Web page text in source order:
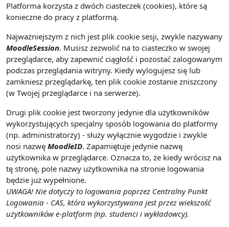
Platforma korzysta z dwóch ciasteczek (cookies), które są
konieczne do pracy z platformą.
Najważniejszym z nich jest plik cookie sesji, zwykle nazywany
MoodleSession. Musisz zezwolić na to ciasteczko w swojej
przeglądarce, aby zapewnić ciągłość i pozostać zalogowanym
podczas przeglądania witryny. Kiedy wylogujesz się lub
zamkniesz przeglądarkę, ten plik cookie zostanie zniszczony
(w Twojej przeglądarce i na serwerze).
Drugi plik cookie jest tworzony jedynie dla użytkowników
wykorzystujących specjalny sposób logowania do platformy
(np. administratorzy) - służy wyłącznie wygodzie i zwykle
nosi nazwę MoodleID. Zapamiętuje jedynie nazwę
użytkownika w przeglądarce. Oznacza to, że kiedy wrócisz na
tę stronę, pole nazwy użytkownika na stronie logowania
będzie już wypełnione.
UWAGA! Nie dotyczy to logowania poprzez Centralny Punkt
Logowania - CAS, która wykorzystywana jest przez wiekszość
użytkowników e-platform (np. studenci i wykładowcy).